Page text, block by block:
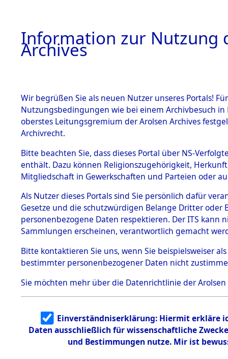
BESTÄNDE
1.
mente
5. Verschiedenes
5.3
Todesmärsche
5.3.1 Alliierte
Erhebungen
zu
Todesmärsch
en
5.3.2
Identifizierun
g
5.3.3
Todesmärsch
auf dem
zur
Roding)
Leben
0005
Information zur Nutzung
Archives
Wir begrüßen Sie als neuen Nutzer unseres Portals!
Nutzungsbedingungen wie bei einem Archivbesuch
oberstes Leitungsgremium der Arolsen Archives
Archivrecht.
Bitte beachten Sie, dass dieses Portal über NS-
enthält. Dazu können Religionszugehörigkeit,
Mitgliedschaft in Gewerkschaften und Parteien oder
Als Nutzer dieses Portals sind Sie persönlich dafür
Gesetze und die schutzwürdigen Belange Dritter
personenbezogene Daten respektieren. Der ITS
Sammlungen erscheinen, verantwortlich gemacht
Bitte kontaktieren Sie uns, wenn Sie beispielsweiser
bestimmter personenbezogener Daten nicht
Sie möchten mehr über die Datenrichtlinie der Arolsen
Einverständniserklärung: Hiermit erkläre
Daten ausschließlich für wissenschaftliche
und Bestimmungen nutze. Mir ist